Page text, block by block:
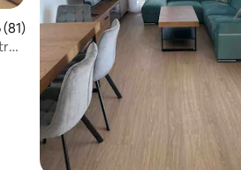
moyenne de 5 sur 5, 81 commentaires
(81)